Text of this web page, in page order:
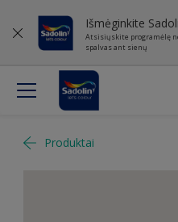
Išmėginkite
Atsisiųskite programėlę
spalvas ant sienų
Produktai